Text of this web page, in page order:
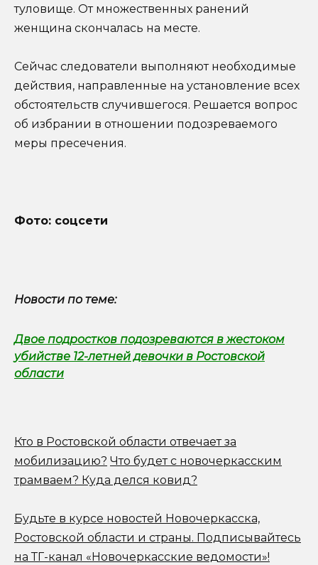
туловище. От множественных ранений
женщина скончалась на месте.
Сейчас следователи выполняют необходимые
действия, направленные на установление всех
обстоятельств случившегося. Решается вопрос
об избрании в отношении подозреваемого
меры пресечения.
Фото: соцсети
Новости по теме:
Двое подростков подозреваются в жестоком
убийстве 12-летней девочки в Ростовской
области
Кто в Ростовской области отвечает за
мобилизацию? Что будет с новочеркасским
трамваем? Куда делся ковид?
Будьте в курсе новостей Новочеркасска,
Ростовской области и страны. Подписывайтесь
на ТГ-канал «Новочеркасские ведомости»!